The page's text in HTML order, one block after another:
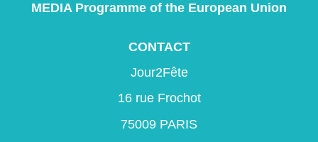
MEDIA Programme of the European Union
CONTACT
Jour2Fête
16 rue Frochot
75009 PARIS